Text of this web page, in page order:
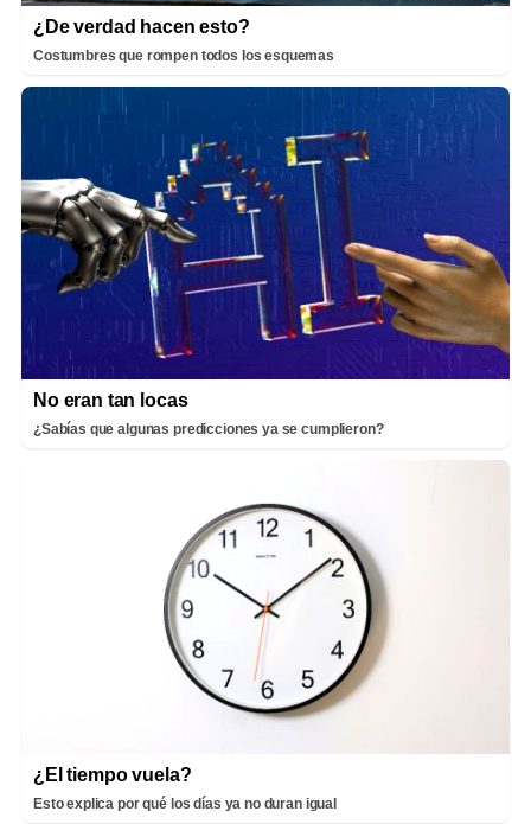
¿De verdad hacen esto?
Costumbres que rompen todos los esquemas
No eran tan locas
¿Sabías que algunas predicciones ya se cumplieron?
¿El tiempo vuela?
Esto explica por qué los días ya no duran igual